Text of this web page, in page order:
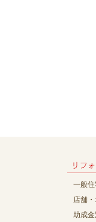
一般
店舗
助成金